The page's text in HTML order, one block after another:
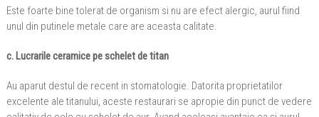
Este foarte bine tolerat de organism si nu are efect alergic, aurul fiind
unul din putinele metale care are aceasta calitate.
c. Lucrarile ceramice pe schelet de titan
Au aparut destul de recent in stomatologie. Datorita proprietatilor
excelente ale titanului, aceste restaurari se apropie din punct de vedere